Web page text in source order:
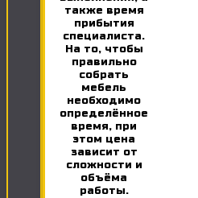
также время
прибытия
специалиста.
На то, чтобы
правильно
собрать
мебель
необходимо
определённое
время, при
этом цена
зависит от
сложности и
объёма
работы.